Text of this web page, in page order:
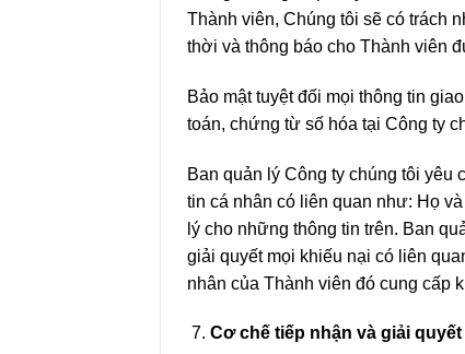
Thành viên, Chúng tôi sẽ có trách
thời và thông báo cho Thành viên
Bảo mật tuyệt đối mọi thông tin
toán, chứng từ số hóa tại Công ty
Ban quản lý Công ty chúng tôi yêu
tin cá nhân có liên quan như: Họ
lý cho những thông tin trên. Ban
giải quyết mọi khiếu nại có liên
nhân của Thành viên đó cung cấp
Cơ chế tiếp nhận và giải